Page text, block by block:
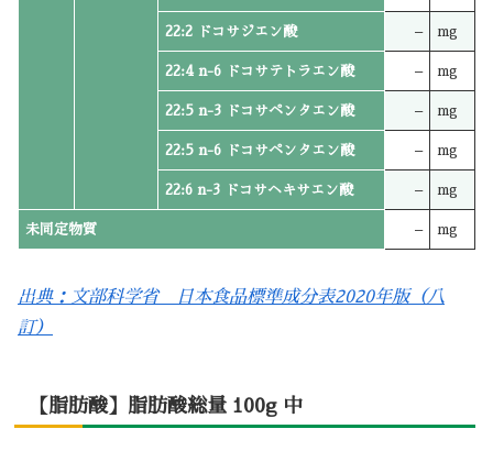
22:2 ドコサジエン酸 – mg
22:4 n-6 ドコサテトラエン酸 – mg
22:5 n-3 ドコサペンタエン酸 – mg
22:5 n-6 ドコサペンタエン酸 – mg
22:6 n-3 ドコサヘキサエン酸 – mg
未同定物質 – mg
出典：文部科学省 日本食品標準成分表2020年版（八
訂）
【脂肪酸】脂肪酸総量 100g 中